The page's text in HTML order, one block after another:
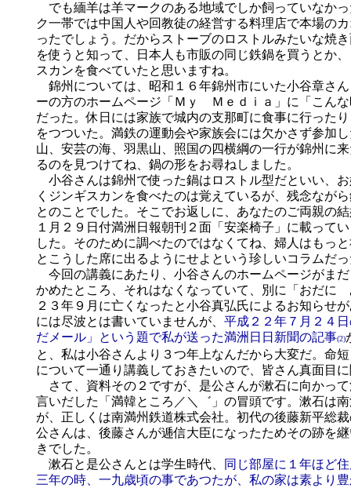
でも緬羊は羊マークのある地域でしか飼っていなか
ク一帯では中国人や回教徒の経営する料理店で本場の
ったでしょう。だからストーブのロストルみたいな焼
を使うと知って、日本人も市販の同じ鉄鍋を買うとか
スカンを食べていたと思いますね。
錦州については、昭和１６年錦州市にいた小谷章さ
ーの方のホームページ「Ｍｙ Ｍｅｄｉａ」に「こん
だった。休日には家族で城内の支那町に食事に行った
をつついた。満鉄の運動会や家族会には欠かさず参加
山、安芸の海、羽黒山、照国の四横綱の一行が錦州に
るのを見つけてね、鍋の形をお尋ねしました。
小谷さんは錦州で使った鍋はロストル型だといい、
くジンギスカンを食べたのは覚えているが、残念なが
とのことでした。そこでお返しに、あなたのご両親の
１月２９日付満洲日報朝刊２面「安楽椅子」に載って
した。そのために調べたのではなくてね、婦人はもっ
とこうした席に出るようにせよという珍しいコラムだ
今回の講義にあたり、小谷さんのホームページがま
かめたところ、それはなくなっていて、別に「おだに
２３年９月に亡くなったと小谷真弘氏によるお知らせ
には尽波とは書いていませんが、 平成２２年７月２４
だメール」という題で私が送った満洲日日新聞の記事(2)
と、私は小谷さんより３つ年上なんだから大変だ。命
について一通り講義しておきたいので、皆さん真面目
さて、資料その２ですが、是公さんが漱石に向かっ
言いだした「満韓ところ／＼゛」の冒頭です。漱石は
が、正しくは南満州鉄道株式会社。初代の後藤新平総
公さんは、後藤さんが逓信大臣になったためその跡を
きでした。
漱石と是公さんとは学生時代、
同じ部屋に１年ほど
三年の時、一九歳頃の事であつたが、私の家は素より